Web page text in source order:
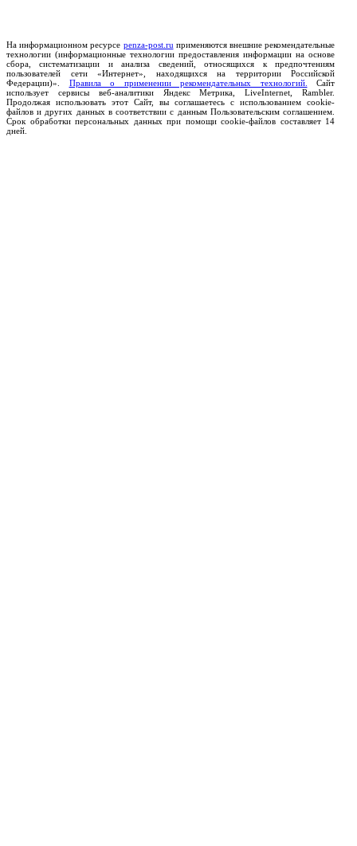
На информационном ресурсе penza-post.ru применяются внешние рекомендательные
технологии (информационные технологии предоставления информации на основе
сбора, систематизации и анализа сведений, относящихся к предпочтениям
пользователей сети «Интернет», находящихся на территории Российской
Федерации)». Правила о применении рекомендательных технологий.
Сайт
использует сервисы веб-аналитики Яндекс Метрика, LiveInternet, Rambler.
Продолжая использовать этот Сайт, вы соглашаетесь с использованием cookie-
файлов и других данных в соответствии с данным Пользовательским соглашением.
Срок обработки персональных данных при помощи cookie-файлов составляет 14
дней.